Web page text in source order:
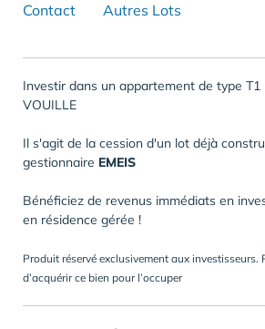
Contact
Autres Lots
Investir dans un appartement de type T1
VOUILLE
Il s'agit de la cession d'un lot déjà
gestionnaire EMEIS
Bénéficiez de revenus immédiats en
en résidence gérée !
Produit réservé exclusivement aux investisseurs.
d’acquérir ce bien pour l’occuper